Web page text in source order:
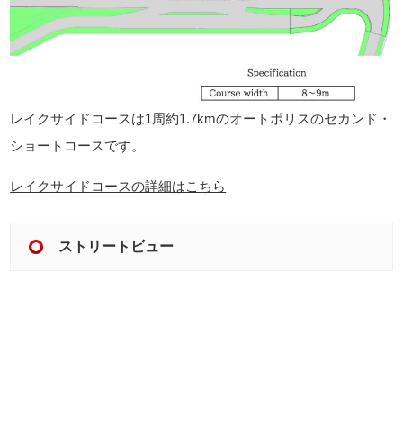
レイクサイドコースは1周約1.7kmのオートポリスのセカンド・
ショートコースです。
レイクサイドコースの詳細はこちら
ストリートビュー